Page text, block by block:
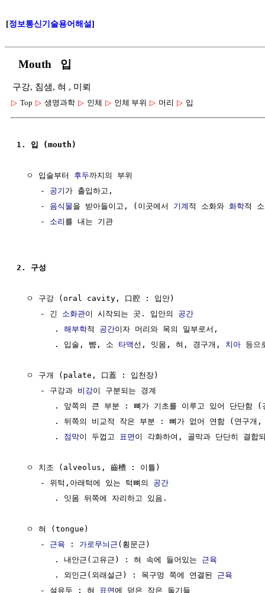
[정보통신기술용어해설]
Mouth 입
구강, 침샘, 혀 , 미뢰
▷ Top ▷ 생명과학 ▷ 인체 ▷ 인체 부위 ▷ 머리 ▷ 입
1. 입 (mouth)
  ㅇ 입술부터
후두까지의 부위
     -
공기 가 출입하고,
     -
음식물을 받아들이고, (이곳에서 기계 적 소화와 화학적
     -
소리 를 내는 기관
2. 구성
  ㅇ 구강 (oral cavity, 口腔 : 입안)
     - 긴
소화관이 시작되는 곳. 입안의 공간
        .
해부학적 공간이자 머리와 목의 일부로서,
        . 입술, 뺨, 소
타액선, 잇몸, 혀, 경구개, 치아 등으
  ㅇ 구개 (palate, 口蓋 : 입천장)
     - 구강과
비강이 구분되는 경계
. 앞쪽의 큰 부분 : 뼈가 기초를 이루고 있어 단단함 (
. 뒤쪽의 비교적 작은 부분 : 뼈가 없어 연함 (연구개,
        .
점막이 두껍고 표면 이 각화하여, 골막과 단단히 결합
  ㅇ 치조 (alveolus, 齒槽 : 이틀)
     - 위턱,아래턱에 있는 턱뼈의
공간
        . 잇몸 뒤쪽에 자리하고 있음.
  ㅇ 혀 (tongue)
     -
근육 : 가로무늬근 (횡문근)
        . 내안근(고유근) : 혀 속에 들어있는
근육
        . 외인근(외래설근) : 목구멍 쪽에 연결된
근육
     - 설유두 : 혀
표면에 덛은 작은 돌기들